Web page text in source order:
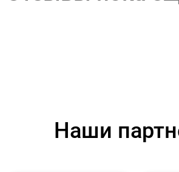
Наши